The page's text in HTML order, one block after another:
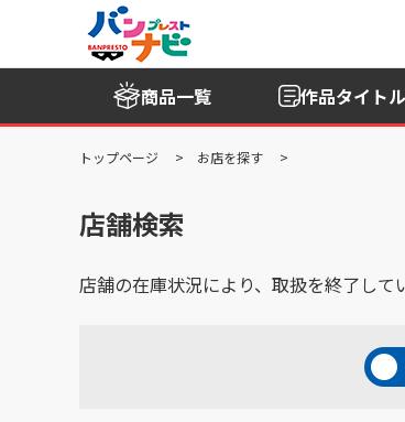
商品一覧 作品タイトル
トップページ お店を探す
店舗検索
店舗の在庫状況により、取扱を終了して